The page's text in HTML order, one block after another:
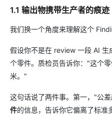
1.1 输出物携带生产者的痕迹
我们换一个角度来理解这个
假设你不是在 review 一段 AI 生
个零件。质检员告诉你："这个
米。"
这句话说了两件事。第一，"公
件的信息，告诉你它偏离了标准